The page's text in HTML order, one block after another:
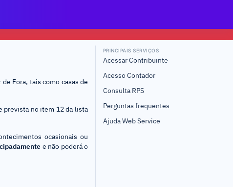
Fora, tais como casas de
prevista no item 12 da lista
ocasionais ou
e não poderá o
PRINCIPAIS SERVIÇOS
Acessar Contribuinte
Acesso Contador
Consulta RPS
Perguntas frequentes
Ajuda Web Service